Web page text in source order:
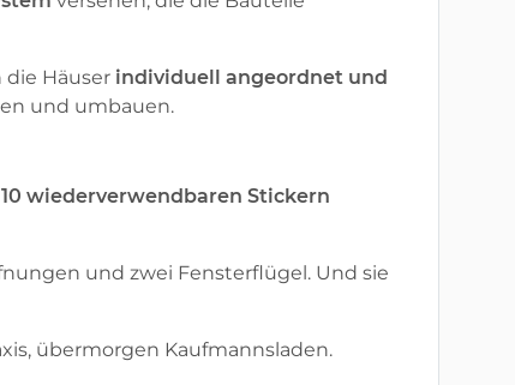
die Häuser individuell angeordnet und
und umbauen.
wiederverwendbaren Stickern
und zwei Fensterflügel. Und sie
übermorgen Kaufmannsladen.